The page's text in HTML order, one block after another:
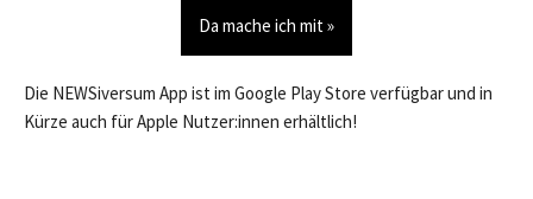
Da mache ich mit »
Die NEWSiversum App ist im Google Play Store verfügbar und in
Kürze auch für Apple Nutzer:innen erhältlich!